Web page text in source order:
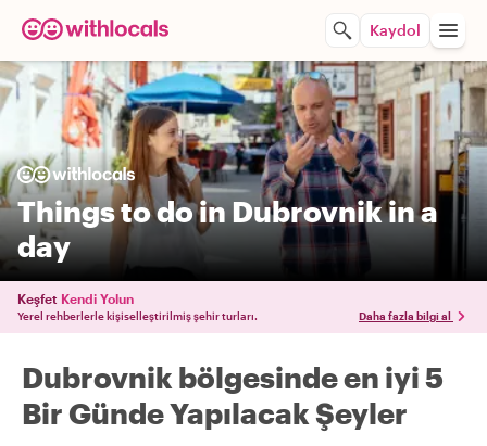
Kaydol
Things to do in Dubrovnik in a
day
Keşfet Kendi Yolun
Yerel rehberlerle kişiselleştirilmiş şehir turları. Daha fazla bilgi al
Dubrovnik bölgesinde en iyi 5
Bir Günde Yapılacak Şeyler